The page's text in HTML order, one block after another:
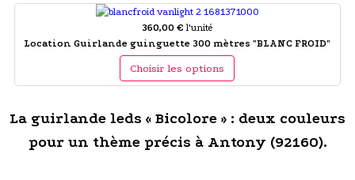
360,00 € l'unité
Location Guirlande guinguette 300 mètres "BLANC FROID"
Choisir les options
La guirlande leds « Bicolore » : deux couleurs
pour un thème précis à Antony (92160).